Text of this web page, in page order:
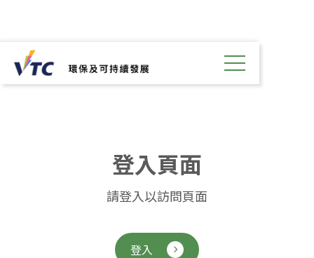
登入頁面
請登入以訪問頁面
登入